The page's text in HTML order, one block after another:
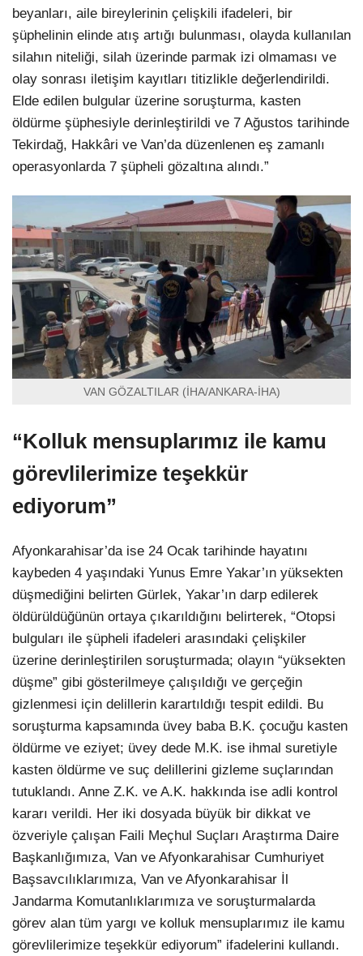
beyanları, aile bireylerinin çelişkili ifadeleri, bir
şüphelinin elinde atış artığı bulunması, olayda kullanılan
silahın niteliği, silah üzerinde parmak izi olmaması ve
olay sonrası iletişim kayıtları titizlikle değerlendirildi.
Elde edilen bulgular üzerine soruşturma, kasten
öldürme şüphesiyle derinleştirildi ve 7 Ağustos tarihinde
Tekirdağ, Hakkâri ve Van’da düzenlenen eş zamanlı
operasyonlarda 7 şüpheli gözaltına alındı.”
VAN GÖZALTILAR (İHA/ANKARA-İHA)
“Kolluk mensuplarımız ile kamu
görevlilerimize teşekkür
ediyorum”
Afyonkarahisar’da ise 24 Ocak tarihinde hayatını
kaybeden 4 yaşındaki Yunus Emre Yakar’ın yüksekten
düşmediğini belirten Gürlek, Yakar’ın darp edilerek
öldürüldüğünün ortaya çıkarıldığını belirterek, “Otopsi
bulguları ile şüpheli ifadeleri arasındaki çelişkiler
üzerine derinleştirilen soruşturmada; olayın “yüksekten
düşme” gibi gösterilmeye çalışıldığı ve gerçeğin
gizlenmesi için delillerin karartıldığı tespit edildi. Bu
soruşturma kapsamında üvey baba B.K. çocuğu kasten
öldürme ve eziyet; üvey dede M.K. ise ihmal suretiyle
kasten öldürme ve suç delillerini gizleme suçlarından
tutuklandı. Anne Z.K. ve A.K. hakkında ise adli kontrol
kararı verildi. Her iki dosyada büyük bir dikkat ve
özveriyle çalışan Faili Meçhul Suçları Araştırma Daire
Başkanlığımıza, Van ve Afyonkarahisar Cumhuriyet
Başsavcılıklarımıza, Van ve Afyonkarahisar İl
Jandarma Komutanlıklarımıza ve soruşturmalarda
görev alan tüm yargı ve kolluk mensuplarımız ile kamu
görevlilerimize teşekkür ediyorum” ifadelerini kullandı.